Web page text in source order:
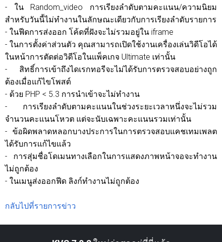
- ใน Random_video การเรียงลำดับตามคะแนน/ความนิยม
สำหรับวันนี้ไม่ทำงานในลักษณะเดียวกับการเรียงลำดับรายการ
- ในฟีดการส่งออก โค้ดที่ฝังจะไม่รวมอยู่ใน iframe
- ในการตั้งค่าส่วนตัว คุณสามารถเปิดใช้งานเครื่องเล่นวิดีโอได้
ในหน้าการตัดต่อวิดีโอในแพ็คเกจ Ultimate เท่านั้น
- สิทธิ์การเข้าถึงไดเรกทอรีจะไม่ได้รับการตรวจสอบอย่างถูก
ต้องเมื่อแก้ไขโพสต์
- ด้วย PHP < 5.3 การนำเข้าจะไม่ทำงาน
- การเรียงลำดับตามคะแนนในช่วงระยะเวลาหนึ่งจะไม่รวม
จำนวนคะแนนโหวต แต่จะนับเฉพาะคะแนนรวมเท่านั้น
- ข้อผิดพลาดหลอกบางประการในการตรวจสอบแคชเทมเพลต
ได้รับการแก้ไขแล้ว
- การสุ่มชื่อโดเมนทางเลือกในการแสดงภาพหน้าจอจะทำงาน
ไม่ถูกต้อง
- ในเมนูส่งออกฟีด ลิงก์ทำงานไม่ถูกต้อง
กลับไปที่รายการข่าว